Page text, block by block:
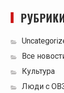
Все
Культура
Люди с